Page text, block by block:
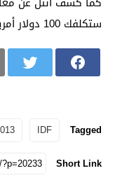
ستكلفك 100 دولار أمريكي أو أقل .
Tagged
IDF
Short Link